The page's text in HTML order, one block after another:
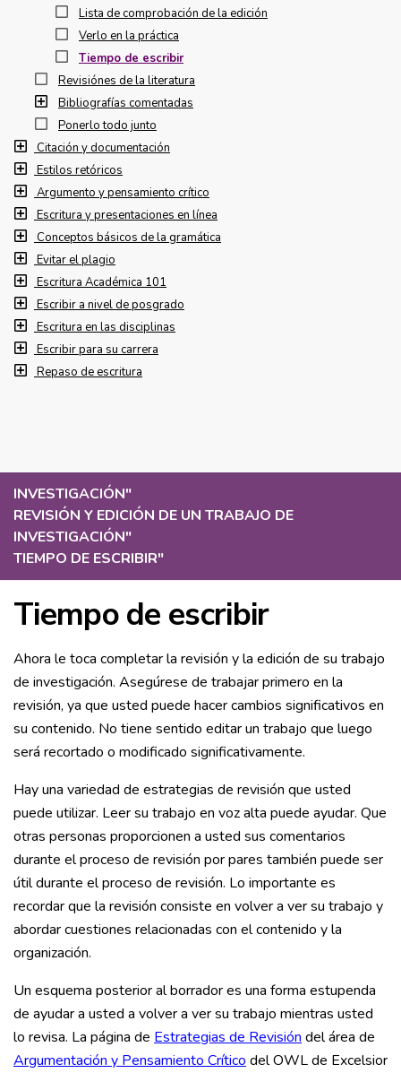
INVESTIGACIÓN"
REVISIÓN Y EDICIÓN DE UN TRABAJO DE
INVESTIGACIÓN"
TIEMPO DE ESCRIBIR"
Tiempo de escribir
Ahora le toca completar la revisión y la edición de su trabajo
de investigación. Asegúrese de trabajar primero en la
revisión, ya que usted puede hacer cambios significativos en
su contenido. No tiene sentido editar un trabajo que luego
será recortado o modificado significativamente.
Hay una variedad de estrategias de revisión que usted
puede utilizar. Leer su trabajo en voz alta puede ayudar. Que
otras personas proporcionen a usted sus comentarios
durante el proceso de revisión por pares también puede ser
útil durante el proceso de revisión. Lo importante es
recordar que la revisión consiste en volver a ver su trabajo y
abordar cuestiones relacionadas con el contenido y la
organización.
Un esquema posterior al borrador es una forma estupenda
de ayudar a usted a volver a ver su trabajo mientras usted
lo revisa. La página de Estrategias de Revisión del área de
Argumentación y Pensamiento Crítico del OWL de Excelsior
Lista de comprobación de la edición
Verlo en la práctica
Tiempo de escribir
Revisiónes de la literatura
Bibliografías comentadas
Ponerlo todo junto
Citación y documentación
Estilos retóricos
Argumento y pensamiento crítico
Escritura y presentaciones en línea
Conceptos básicos de la gramática
Evitar el plagio
Escritura Académica 101
Escribir a nivel de posgrado
Escritura en las disciplinas
Escribir para su carrera
Repaso de escritura